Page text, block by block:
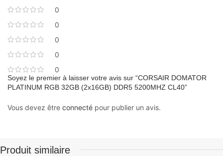
0
0
0
0
0
Soyez le premier à laisser votre avis sur “CORSAIR DOMATOR
PLATINUM RGB 32GB (2x16GB) DDR5 5200MHZ CL40”
Vous devez être connecté pour publier un avis.
Produit similaire